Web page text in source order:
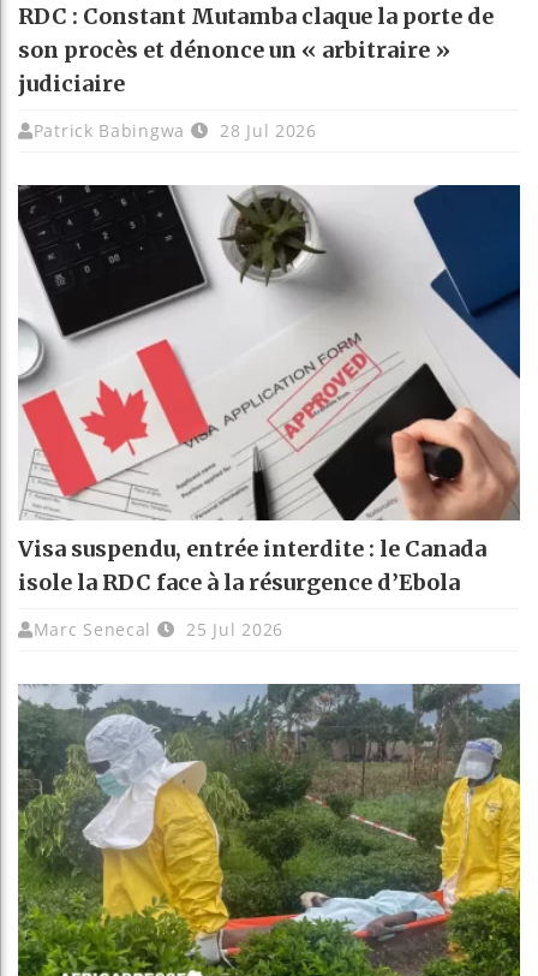
RDC : Constant Mutamba claque la porte de
son procès et dénonce un « arbitraire »
judiciaire
Patrick Babingwa 28 Jul 2026
Visa suspendu, entrée interdite : le Canada
isole la RDC face à la résurgence d’Ebola
Marc Senecal 25 Jul 2026